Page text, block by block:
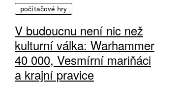
počítačové hry
V budoucnu není nic než
kulturní válka: Warhammer
40 000, Vesmírní mariňáci
a krajní pravice